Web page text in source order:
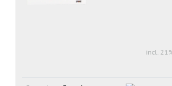
incl.